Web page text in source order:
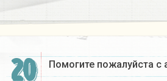
20 Помогите пожалуйста с